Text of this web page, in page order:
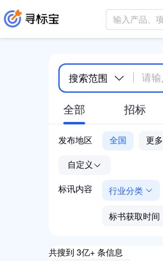
搜索范围
全部 招标
发布地区 全国 更多
自定义
标讯内容 行业分类
标书获取时间
共搜到 3亿+ 条信息